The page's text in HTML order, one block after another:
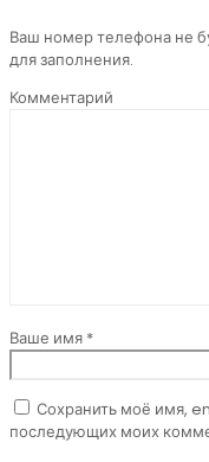
Ваш номер телефона не
для заполнения.
Комментарий
Ваше имя *
Сохранить моё имя,
последующих моих